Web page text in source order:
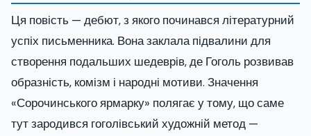
Ця повість — дебют, з якого починався літературний
успіх письменника. Вона заклала підвалини для
створення подальших шедеврів, де Гоголь розвивав
образність, комізм і народні мотиви. Значення
«Сорочинського ярмарку» полягає у тому, що саме
тут зародився гоголівський художній метод —